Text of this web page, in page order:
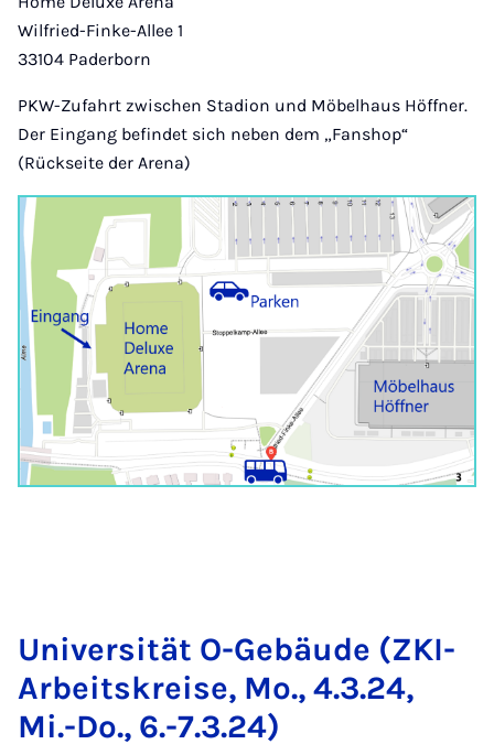
Wilfried-Finke-Allee 1
33104 Paderborn
PKW-Zufahrt zwischen Stadion und Möbelhaus Höffner.
Der Eingang befindet sich neben dem „Fanshop“
(Rückseite der Arena)
Uni­ver­si­tät O-Ge­bäu­de (ZKI-
Ar­beits­krei­se, Mo., 4.3.24,
Mi.-Do., 6.-7.3.24)